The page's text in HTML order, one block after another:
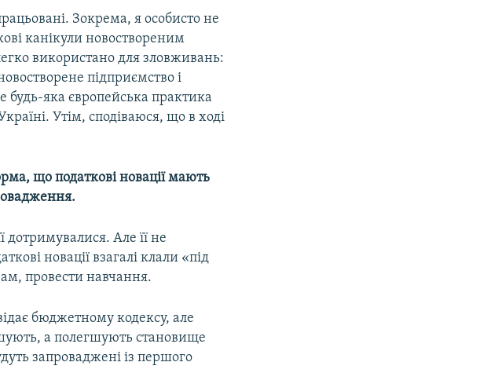
Зокрема, я особисто не
канікули новоствореним
використано для зловживань:
підприємство і
яка європейська практика
Утім, сподіваюся, що в ході
що податкові новації мають
дотримувалися. Але її не
новації взагалі клали «під
провести навчання.
бюджетному кодексу, але
а полегшують становище
запроваджені із першого